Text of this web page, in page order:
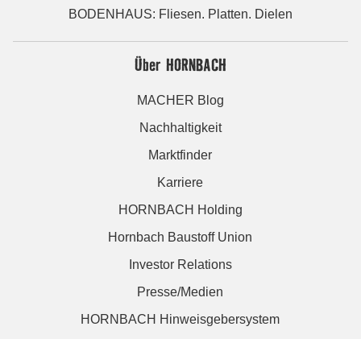
BODENHAUS: Fliesen. Platten. Dielen
Über HORNBACH
MACHER Blog
Nachhaltigkeit
Marktfinder
Karriere
HORNBACH Holding
Hornbach Baustoff Union
Investor Relations
Presse/Medien
HORNBACH Hinweisgebersystem